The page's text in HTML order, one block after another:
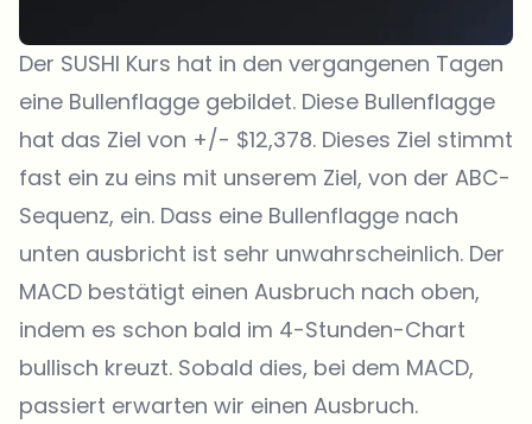
Der SUSHI Kurs hat in den vergangenen Tagen
eine Bullenflagge gebildet. Diese Bullenflagge
hat das Ziel von +/- $12,378. Dieses Ziel stimmt
fast ein zu eins mit unserem Ziel, von der ABC-
Sequenz, ein. Dass eine Bullenflagge nach
unten ausbricht ist sehr unwahrscheinlich. Der
MACD bestätigt einen Ausbruch nach oben,
indem es schon bald im 4-Stunden-Chart
bullisch kreuzt. Sobald dies, bei dem MACD,
passiert erwarten wir einen Ausbruch.